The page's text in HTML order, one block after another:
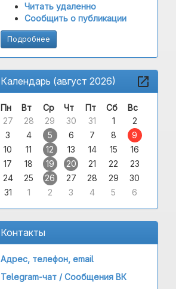
Читать удаленно
Сообщить о публикации
Подробнее
Календарь (август 2026)
Пн Вт Ср Чт Пт Сб
Вс
27
28 29 30 31 1
2
3
4 5 6 7 8
9
10
11 12 13 14 15
16
17
18 19 20 21 22
23
24
25 26 27 28 29
30
31
1 2 3 4 5 6
Контакты
Адрес, телефон, email
Telegram-чат /Сообщения ВК